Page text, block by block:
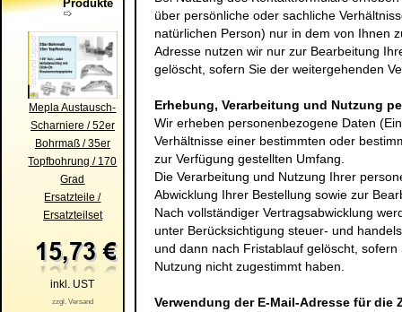
Produkte
Mepla Austausch-
Scharniere / 52er
Bohrmaß / 35er
Topfbohrung / 170
Grad
Ersatzteile /
Ersatzteilset
inkl. UST
zzgl. Versand
über persönliche oder sachliche
natürlichen Person) nur in dem von Ihnen
Adresse nutzen wir nur zur Bearbeitung
gelöscht, sofern Sie der weitergehenden
Erhebung, Verarbeitung und Nutzung
Wir erheben personenbezogene Daten
Verhältnisse einer bestimmten oder
zur Verfügung gestellten Umfang.
Die Verarbeitung und Nutzung Ihrer
Abwicklung Ihrer Bestellung sowie zur
Nach vollständiger Vertragsabwicklung
unter Berücksichtigung steuer- und
und dann nach Fristablauf gelöscht,
Nutzung nicht zugestimmt haben.
Verwendung der E-Mail-Adresse für